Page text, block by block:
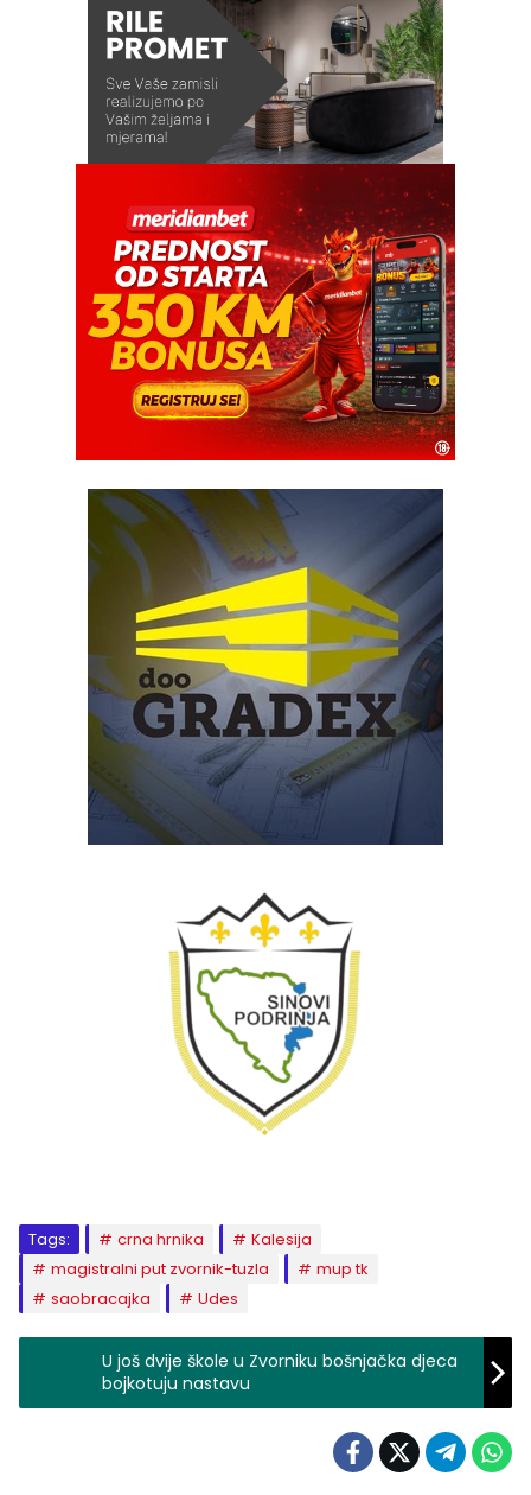
Tags: crna hrnika
Kalesija
magistralni put zvornik-tuzla
mup tk
saobracajka
Udes
U još dvije škole u Zvorniku bošnjačka djeca
bojkotuju nastavu